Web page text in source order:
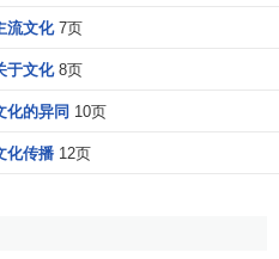
品的总和；二是
中形成的各种
人们的价值观念、
流文化 7页
于文化 8页
化的异同 10页
化传播 12页